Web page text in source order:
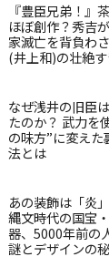
『豊臣兄弟！』
ほぼ創作？秀吉
家滅亡を背負わ
(井上和)の壮絶
なぜ浅井の旧臣
たのか？ 武力を
の味方”に変えた
法とは
あの装飾は「炎
縄文時代の国宝
器、5000年前の
謎とデザインの